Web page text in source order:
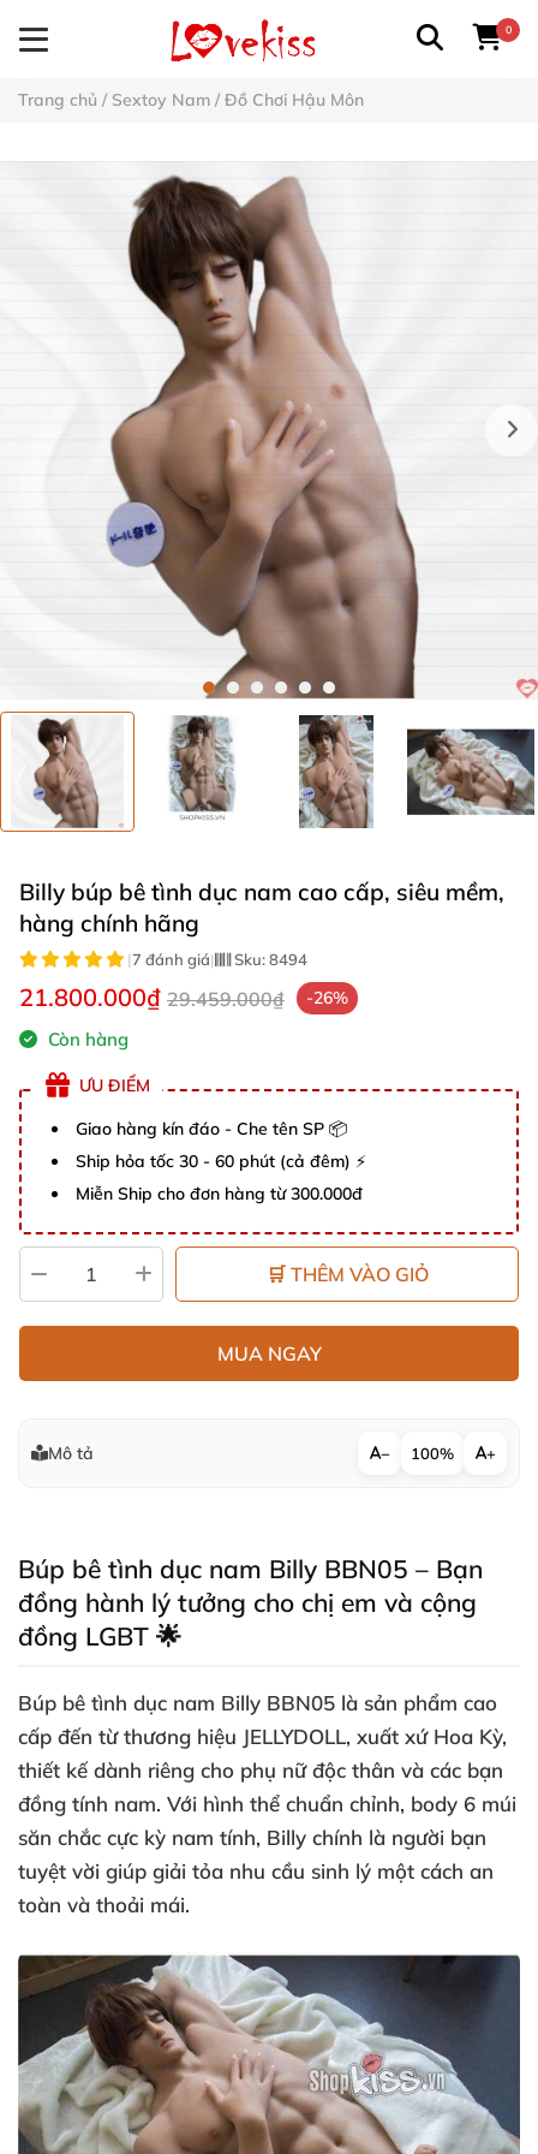
0
Trang chủ / Sextoy Nam / Đồ Chơi Hậu Môn
Billy búp bê tình dục nam cao cấp, siêu mềm,
hàng chính hãng
|7 đánh giá| Sku:8494
21.800.000₫ 29.459.000₫ -26%
Còn hàng
ƯU ĐIỂM
Giao hàng kín đáo - Che tên SP 📦
Ship hỏa tốc 30 - 60 phút (cả đêm) ⚡
Miễn Ship cho đơn hàng từ 300.000đ
🛒 THÊM VÀO GIỎ
MUA NGAY
Mô tả − 100% +
Búp bê tình dục nam Billy BBN05 – Bạn
đồng hành lý tưởng cho chị em và cộng
đồng LGBT 🌟
Búp bê tình dục nam Billy BBN05 là sản phẩm cao
cấp đến từ thương hiệu JELLYDOLL, xuất xứ Hoa Kỳ,
thiết kế dành riêng cho phụ nữ độc thân và các bạn
đồng tính nam. Với hình thể chuẩn chỉnh, body 6 múi
săn chắc cực kỳ nam tính, Billy chính là người bạn
tuyệt vời giúp giải tỏa nhu cầu sinh lý một cách an
toàn và thoải mái.